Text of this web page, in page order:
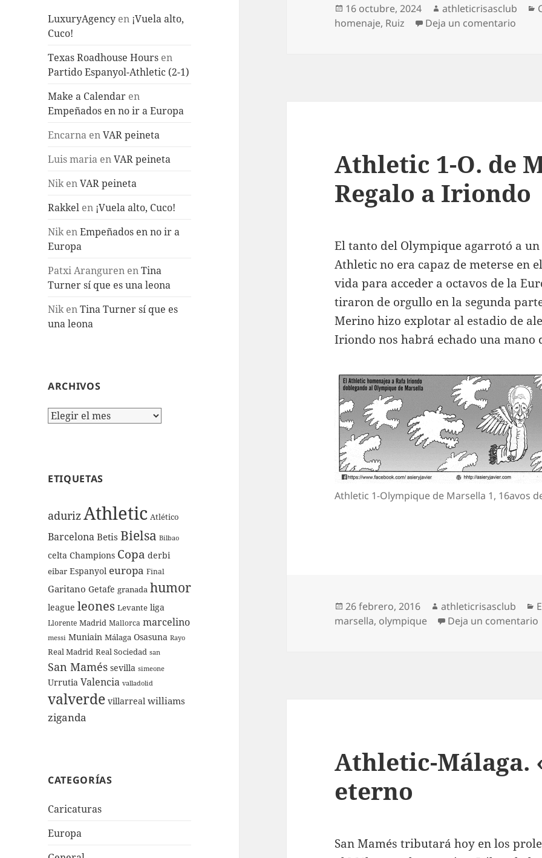
LuxuryAgency en ¡Vuela alto,
Cuco!
Texas Roadhouse Hours en
Partido Espanyol-Athletic (2-1)
Make a Calendar en
Empeñados en no ir a Europa
Encarna enVAR peineta
Luis maria enVAR peineta
NikenVAR peineta
Rakkel en ¡Vuela alto, Cuco!
NikenEmpeñados en no ir a
Europa
Patxi Aranguren enTina
Turner sí que es una leona
NikenTina Turner sí que es
una leona
ARCHIVOS
Archivos
ETIQUETAS
adurizAthletic Atlético
Barcelona Betis Bielsa Bilbao
celta Champions Copa derbi
eibar Espanyol europa Final
Garitano Getafe granada humor
league leones Levante liga
Llorente Madrid Mallorca marcelino
messi Muniain Málaga Osasuna Rayo
Real Madrid Real Sociedad san
San Mamés sevilla simeone
Urrutia Valencia valladolid
valverde villarreal williams
ziganda
CATEGORÍAS
Caricaturas
Europa
Publicado
el
16 octubre, 2024 Autor
athleticrisasclub
homenaje, Ruiz Deja un comentario
Athletic 1-O. de
Regalo a Iriondo
El tanto del Olympique agarrotó a un
Athletic no era capaz de meterse en
vida para acceder a octavos de la
tiraron de orgullo en la segunda
Merino hizo explotar al estadio de
Iriondo nos habrá echado una mano
Athletic 1-Olympique de Marsella 1, 16avos
Publicado
el
26 febrero, 2016 Autor
athleticrisasclub
marsella, olympique Deja un comentario
Athletic-Málaga.
eterno
San Mamés tributará hoy en los